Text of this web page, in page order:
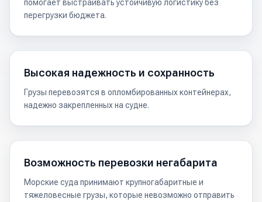
помогает выстраивать устойчивую логистику без
перегрузки бюджета.
Высокая надежность и сохранность
Грузы перевозятся в опломбированных контейнерах,
надежно закрепленных на судне.
Возможность перевозки негабарита
Морские суда принимают крупногабаритные и
тяжеловесные грузы, которые невозможно отправить